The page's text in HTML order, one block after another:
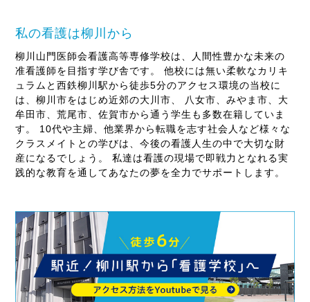
私の看護は柳川から
柳川山門医師会看護高等専修学校は、人間性豊かな未来の
准看護師を目指す学び舎です。 他校には無い柔軟なカリキ
ュラムと西鉄柳川駅から徒歩5分のアクセス環境の当校に
は、柳川市をはじめ近郊の大川市、 八女市、みやま市、大
牟田市、荒尾市、佐賀市から通う学生も多数在籍していま
す。 10代や主婦、他業界から転職を志す社会人など様々な
クラスメイトとの学びは、今後の看護人生の中で大切な財
産になるでしょう。 私達は看護の現場で即戦力となれる実
践的な教育を通してあなたの夢を全力でサポートします。